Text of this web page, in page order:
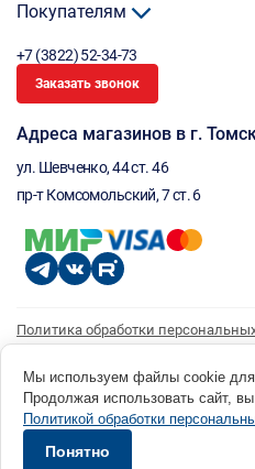
Покупателям
+7 (3822) 52-34-73
Заказать звонок
Адреса магазинов в г.
ул. Шевченко, 44 ст. 46
пр-т Комсомольский, 7 ст. 6
Политика обработки
Согласие на получение рассылки
© 1996 - 2026 инструмент парк «Мастер Плюс»
73 okp@masterplus.tomsk.ru ИП Брусницын Д.Н.
Мы используем файлы cookie
Продолжая использовать сайт,
Политикой обработки
Понятно